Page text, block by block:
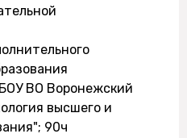
ВО Воронежский
высшего и
90ч